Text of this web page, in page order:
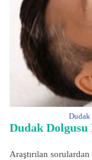
Dudak Dolgusu
Araştırılan